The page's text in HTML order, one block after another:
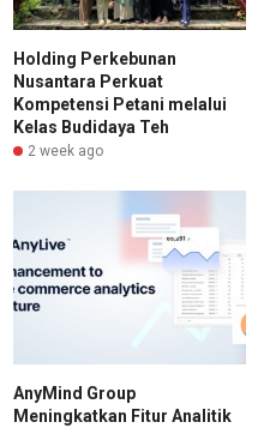
Holding Perkebunan
Nusantara Perkuat
Kompetensi Petani melalui
Kelas Budidaya Teh
2 week ago
AnyMind Group
Meningkatkan Fitur Analitik